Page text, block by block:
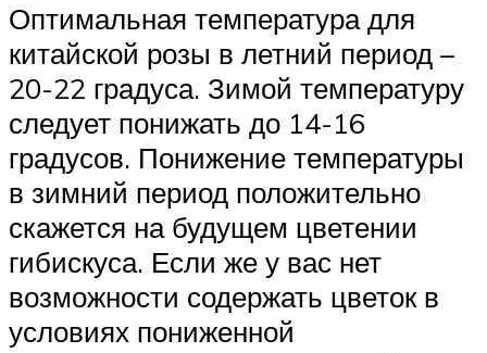
Оптимальная температура для
китайской розы в летний период –
20-22 градуса. Зимой температуру
следует понижать до 14-16
градусов. Понижение температуры
в зимний период положительно
скажется на будущем цветении
гибискуса. Если же у вас нет
возможности содержать цветок в
условиях пониженной